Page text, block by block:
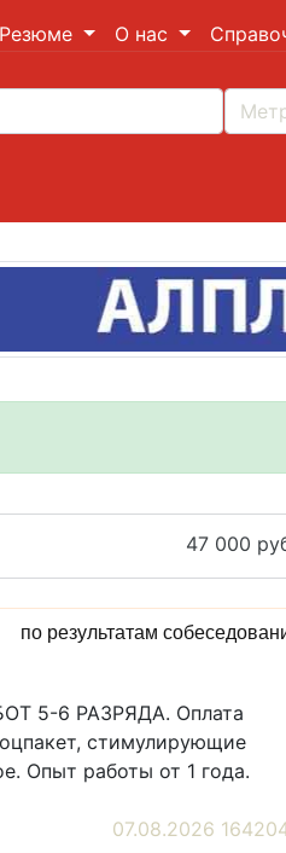
Резюме О нас
47 000
по результатам
5-6 РАЗРЯДА. Оплата
стимулирующие
Опыт работы от 1 года.
07.08.2026